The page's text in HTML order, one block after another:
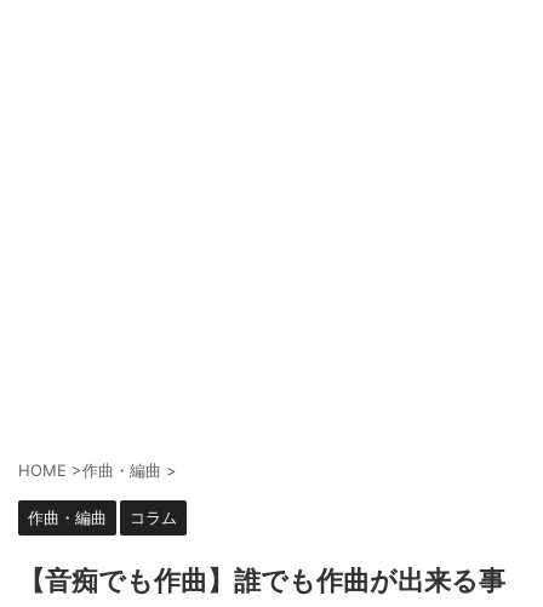
HOME >作曲・編曲 >
作曲・編曲 コラム
【音痴でも作曲】誰でも作曲が出来る事